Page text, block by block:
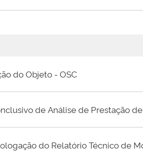
do Objeto - OSC
de Análise de Prestação
do Relatório Técnico de